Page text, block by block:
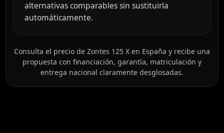
alternativas comparables sin sustituirla
automáticamente.
Consulta el precio de Zontes 125 X en España y recibe una
propuesta con financiación, garantía, matriculación y
entrega nacional claramente desglosadas.